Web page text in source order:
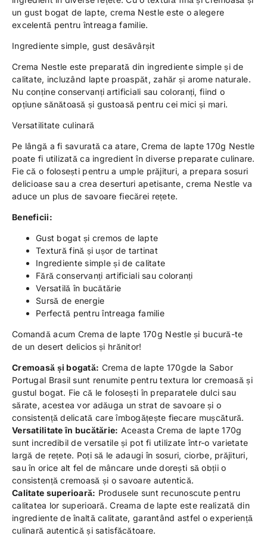
un gust bogat de lapte, crema Nestle este o alegere
excelentă pentru întreaga familie.
Ingrediente simple, gust desăvârșit
Crema Nestle este preparată din ingrediente simple și de
calitate, incluzând lapte proaspăt, zahăr și arome naturale.
Nu conține conservanți artificiali sau coloranți, fiind o
opțiune sănătoasă și gustoasă pentru cei mici și mari.
Versatilitate culinară
Pe lângă a fi savurată ca atare, Crema de lapte 170g Nestle
poate fi utilizată ca ingredient în diverse preparate culinare.
Fie că o folosești pentru a umple prăjituri, a prepara sosuri
delicioase sau a crea deserturi apetisante, crema Nestle va
aduce un plus de savoare fiecărei rețete.
Beneficii:
Gust bogat și cremos de lapte
Textură fină și ușor de tartinat
Ingrediente simple și de calitate
Fără conservanți artificiali sau coloranți
Versatilă în bucătărie
Sursă de energie
Perfectă pentru întreaga familie
Comandă acum Crema de lapte 170g Nestle și bucură-te
de un desert delicios și hrănitor!
Cremoasă și bogată: Crema de lapte 170gde la Sabor
Portugal Brasil sunt renumite pentru textura lor cremoasă și
gustul bogat. Fie că le folosești în preparatele dulci sau
sărate, acestea vor adăuga un strat de savoare și o
consistență delicată care îmbogățește fiecare mușcătură.
Versatilitate în bucătărie: Aceasta Crema de lapte 170g
sunt incredibil de versatile și pot fi utilizate într-o varietate
largă de rețete. Poți să le adaugi în sosuri, ciorbe, prăjituri,
sau în orice alt fel de mâncare unde dorești să obții o
consistență cremoasă și o savoare autentică.
Calitate superioară: Produsele sunt recunoscute pentru
calitatea lor superioară. Creama de lapte este realizată din
ingrediente de înaltă calitate, garantând astfel o experiență
culinară autentică și satisfăcătoare.